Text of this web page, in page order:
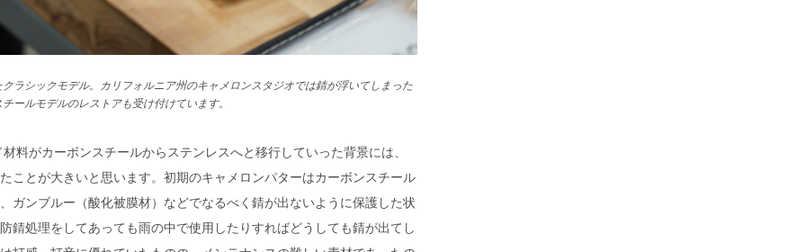
ラシックモデル。カリフォルニア州のキャメロンスタジオでは錆が浮いてしまった
ールモデルのレストアも受け付けています。
料がカーボンスチールからステンレスへと移行していった背景には、
ことが大きいと思います。初期のキャメロンパターはカーボンスチール
ガンブルー（酸化被膜材）などでなるべく錆が出ないように保護した状
錆処理をしてあっても雨の中で使用したりすればどうしても錆が出てし